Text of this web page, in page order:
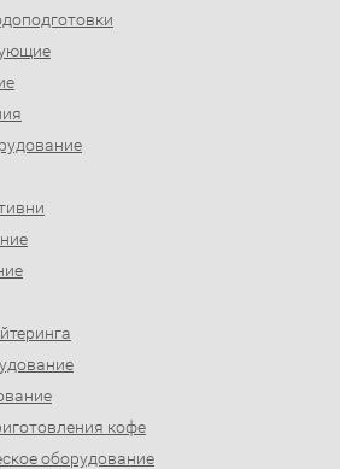
кофе
оборудование